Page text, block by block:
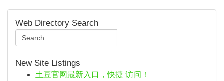
Web Directory Search
New Site Listings
土豆官网最新入口，快捷 访问！